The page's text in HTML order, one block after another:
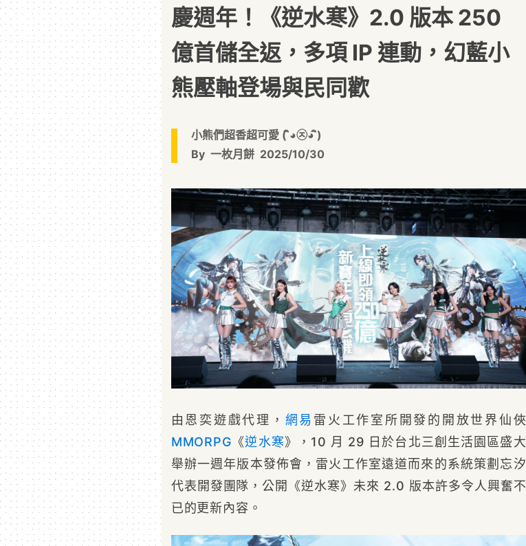
慶週年！《逆水寒》2.0 版本 250
億首儲全返，多項 IP 連動，幻藍小
熊壓軸登場與民同歡
小熊們超香超可愛 ( ิ◕㉨◕ ิ)
By 一枚月餅 2025/10/30
由恩奕遊戲代理， 網易 雷火工作室所開發的開放世界仙俠
MMORPG 《逆水寒》，10 月 29 日於台北三創生活園區盛大
舉辦一週年版本發佈會，雷火工作室遠道而來的系統策劃忘汐
代表開發團隊，公開《逆水寒》未來 2.0 版本許多令人興奮不
已的更新內容。